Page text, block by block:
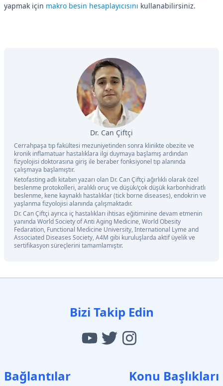
yapmak için makro besin hesaplayıcısını kullanabilirsiniz.
Dr. Can Çiftçi
Cerrahpaşa tıp fakültesi mezuniyetinden sonra klinikte obezite ve
kronik inflamatuar hastalıklara ilgi duymaya başlamış ardından
fizyolojisi doktorasına giriş ile beraber fonksiyonel tıp alanında
çalışmaya başlamıştır.
Ketofasting adlı kitabın yazarı olan Dr. Can Çiftçi ağırlıklı olarak özel
beslenme protokolleri, aralıklı oruç ve düşük/çok düşük karbonhidratlı
beslenme, kene kaynaklı hastalıklar (tick borne diseases), endokrin ve
yaşlanma fizyolojisi alanında çalışmaktadır.
Dr. Can Çiftçi ayrıca iç hastalıkları ihtisas eğitiminine devam etmenin
yanında World Society of Anti Aging Medicine, World Obesity
Fedaration, Functional Medicine University, International Lyme and
Associated Diseases Society, A4M gibi kuruluşlarda aktif üyelik ve
sertifikasyon süreçlerini tamamlamıştır.
Bizi Takip Edin
Bağlantılar Konu Başlıkları